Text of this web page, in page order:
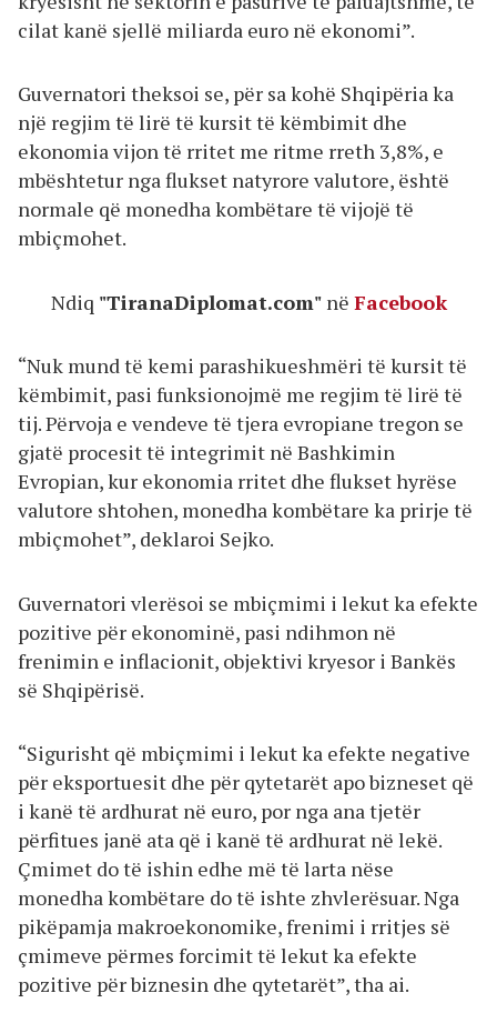
cilat kanë sjellë miliarda euro në ekonomi”.
Guvernatori theksoi se, për sa kohë Shqipëria ka
një regjim të lirë të kursit të këmbimit dhe
ekonomia vijon të rritet me ritme rreth 3,8%, e
mbështetur nga flukset natyrore valutore, është
normale që monedha kombëtare të vijojë të
mbiçmohet.
Ndiq "TiranaDiplomat.com" në Facebook
“Nuk mund të kemi parashikueshmëri të kursit të
këmbimit, pasi funksionojmë me regjim të lirë të
tij. Përvoja e vendeve të tjera evropiane tregon se
gjatë procesit të integrimit në Bashkimin
Evropian, kur ekonomia rritet dhe flukset hyrëse
valutore shtohen, monedha kombëtare ka prirje të
mbiçmohet”, deklaroi Sejko.
Guvernatori vlerësoi se mbiçmimi i lekut ka efekte
pozitive për ekonominë, pasi ndihmon në
frenimin e inflacionit, objektivi kryesor i Bankës
së Shqipërisë.
“Sigurisht që mbiçmimi i lekut ka efekte negative
për eksportuesit dhe për qytetarët apo bizneset që
i kanë të ardhurat në euro, por nga ana tjetër
përfitues janë ata që i kanë të ardhurat në lekë.
Çmimet do të ishin edhe më të larta nëse
monedha kombëtare do të ishte zhvlerësuar. Nga
pikëpamja makroekonomike, frenimi i rritjes së
çmimeve përmes forcimit të lekut ka efekte
pozitive për biznesin dhe qytetarët”, tha ai.